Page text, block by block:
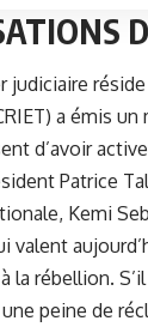
judiciaire
a émis
d’avoir
Patrice
Kemi
valent
la rébellion.
peine de